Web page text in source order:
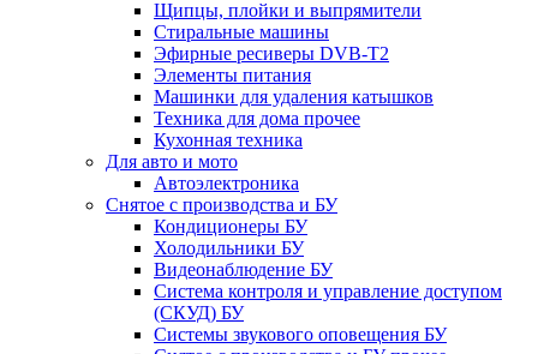
Щипцы, плойки и выпрямители
Стиральные машины
Эфирные ресиверы DVB-T2
Элементы питания
Машинки для удаления катышков
Техника для дома прочее
Кухонная техника
Для авто и мото
Автоэлектроника
Снятое с производства и БУ
Кондиционеры БУ
Холодильники БУ
Видеонаблюдение БУ
Система контроля и управление доступом
(СКУД) БУ
Системы звукового оповещения БУ